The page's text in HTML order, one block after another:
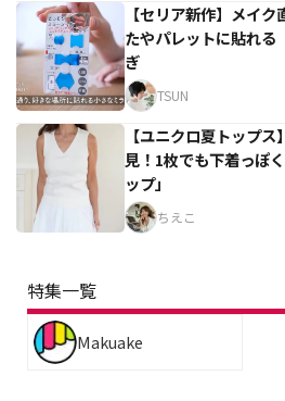
【セリア新作】メイ
たやパレットに貼れる
ぎ
TSUN
【ユニクロ夏トップ
見！1枚でも下着っぽ
ップ」
ちえこ
特集一覧
Makuake